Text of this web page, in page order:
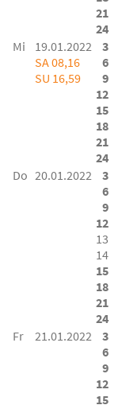
21
24
Mi
19.01.2022
SA 08,16
SU 16,59
3
6
9
12
15
18
21
24
Do 20.01.2022
3
6
9
12
13
14
15
18
21
24
Fr 21.01.2022
3
6
9
12
15